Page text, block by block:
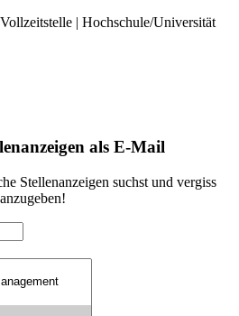
| Hochschule/Universität
als E-Mail
Stellenanzeigen suchst und vergiss